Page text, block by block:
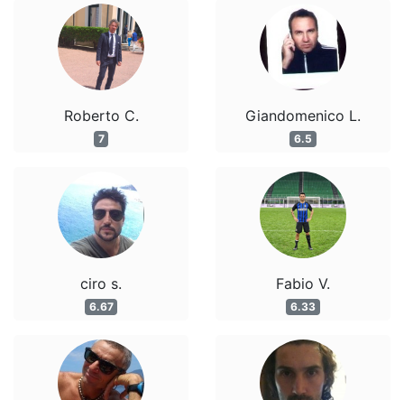
Roberto C.
7
ciro s.
6.67
Giandomenico L.
6.5
Fabio V.
6.33